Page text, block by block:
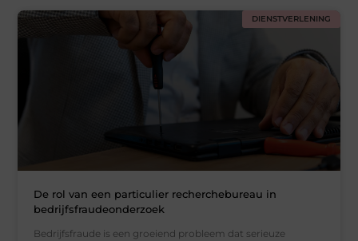
DIENSTVERLENING
De rol van een particulier recherchebureau in
bedrijfsfraudeonderzoek
Bedrijfsfraude is een groeiend probleem dat serieuze